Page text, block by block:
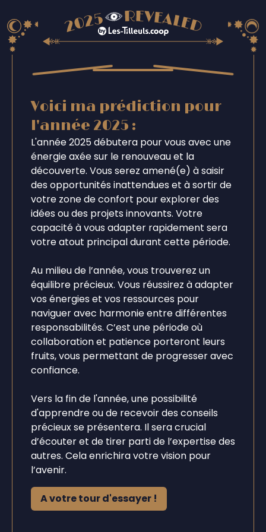
Voici ma prédiction pour
l'année 2025 :
L'année 2025 débutera pour vous avec une
énergie axée sur le renouveau et la
découverte. Vous serez amené(e) à saisir
des opportunités inattendues et à sortir de
votre zone de confort pour explorer des
idées ou des projets innovants. Votre
capacité à vous adapter rapidement sera
votre atout principal durant cette période.
Au milieu de l’année, vous trouverez un
équilibre précieux. Vous réussirez à adapter
vos énergies et vos ressources pour
naviguer avec harmonie entre différentes
responsabilités. C’est une période où
collaboration et patience porteront leurs
fruits, vous permettant de progresser avec
confiance.
Vers la fin de l'année, une possibilité
d'apprendre ou de recevoir des conseils
précieux se présentera. Il sera crucial
d’écouter et de tirer parti de l’expertise des
autres. Cela enrichira votre vision pour
l’avenir.
A votre tour d'essayer !